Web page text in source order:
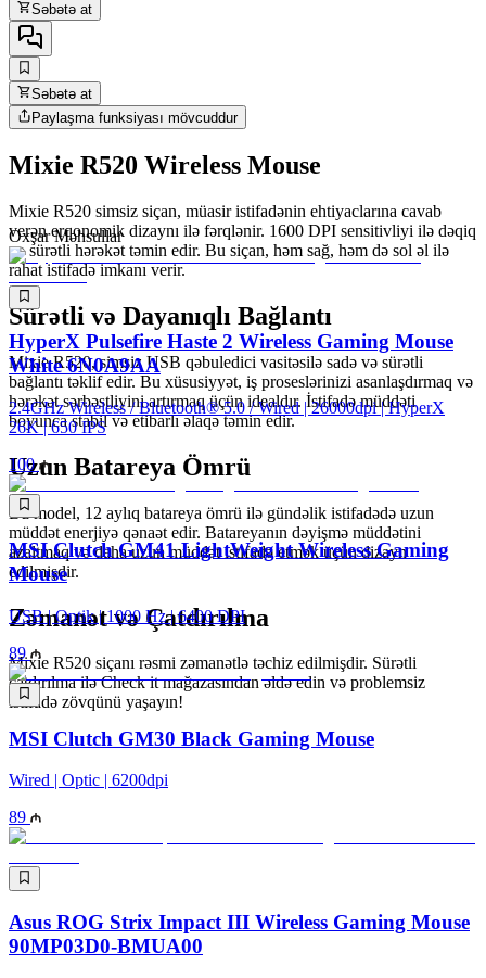
Səbətə at
Səbətə at
Paylaşma funksiyası mövcuddur
Mixie R520 Wireless Mouse
Mixie R520 simsiz siçan, müasir istifadənin ehtiyaclarına cavab
verən erqonomik dizaynı ilə fərqlənir. 1600 DPI sensitivliyi ilə dəqiq
və sürətli hərəkət təmin edir. Bu siçan, həm sağ, həm də sol əl ilə
rahat istifadə imkanı verir.
Sürətli və Dayanıqlı Bağlantı
Mixie R520, simsiz USB qəbuledici vasitəsilə sadə və sürətli
bağlantı təklif edir. Bu xüsusiyyət, iş proseslərinizi asanlaşdırmaq və
hərəkət sərbəstliyini artırmaq üçün idealdır. İstifadə müddəti
boyunca stabil və etibarlı əlaqə təmin edir.
Uzun Batareya Ömrü
Bu model, 12 aylıq batareya ömrü ilə gündəlik istifadədə uzun
müddət enerjiyə qənaət edir. Batareyanın dəyişmə müddətini
azaltmaq və daha uzun müddət istifadə etmək üçün dizayn
edilmişdir.
Zəmanət və Çatdırılma
Mixie R520 siçanı rəsmi zəmanətlə təchiz edilmişdir. Sürətli
çatdırılma ilə Check it mağazasından əldə edin və problemsiz
istifadə zövqünü yaşayın!
Oxşar Məhsullar
HyperX Pulsefire Haste 2 Wireless Gaming Mouse
White 6N0A9AA
2.4GHz Wireless / Bluetooth® 5.0 / Wired | 26000dpi | HyperX
26K | 650 IPS
100
MSI Clutch GM41 LightWeight Wireless Gaming
Mouse
USB | Optik | 1000 Hz | 6400 DPI
89
MSI Clutch GM30 Black Gaming Mouse
Wired | Optic | 6200dpi
89
Asus ROG Strix Impact III Wireless Gaming Mouse
90MP03D0-BMUA00